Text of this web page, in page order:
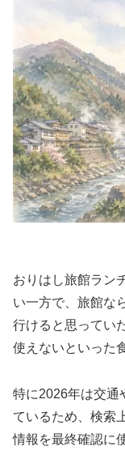
おりはし旅館ラン
い一方で、旅館な
行けると思ってい
使えないといった
特に2026年は交通
ているため、検索
情報を最終確認に